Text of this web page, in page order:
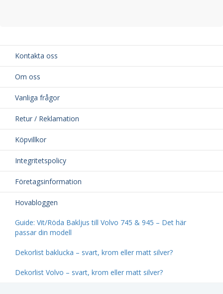
Kontakta oss
Om oss
Vanliga frågor
Retur / Reklamation
Köpvillkor
Integritetspolicy
Företagsinformation
Hovabloggen
Guide: Vit/Röda Bakljus till Volvo 745 & 945 – Det här
passar din modell
Dekorlist baklucka – svart, krom eller matt silver?
Dekorlist Volvo – svart, krom eller matt silver?